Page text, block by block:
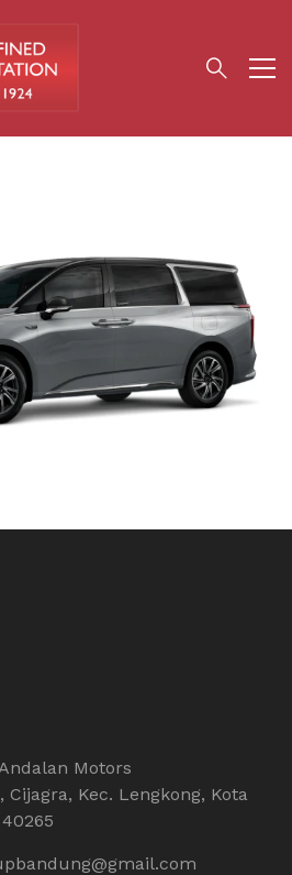
Motors
Kec. Lengkong, Kota